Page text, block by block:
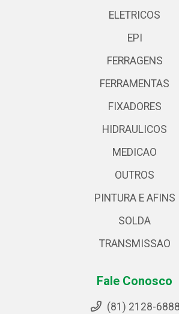
ELETRICOS
EPI
FERRAGENS
FERRAMENTAS
FIXADORES
HIDRAULICOS
MEDICAO
OUTROS
PINTURA E AFINS
SOLDA
TRANSMISSAO
Fale Conosco
(81) 2128-6888